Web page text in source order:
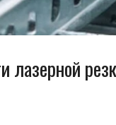
лазерной